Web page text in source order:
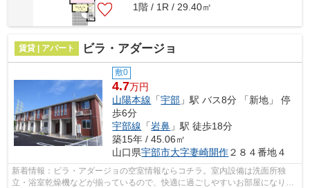
1階 / 1R / 29.40㎡
賃貸 | アパート ビラ・アダージョ
敷0
4.7万円
山陽本線 「宇部 」駅 バス8分 「新地」 停
歩6分
宇部線 「岩鼻 」駅 徒歩18分
築15年 / 45.06㎡
山口県宇部市大字妻崎開作２８４番地４
新着情報：ビラ・アダージョの空室情報ならコチラ。室内設備は洗面所独
立・浴室乾燥機などが揃っているので、快適に過ごしやすいお部屋になりま